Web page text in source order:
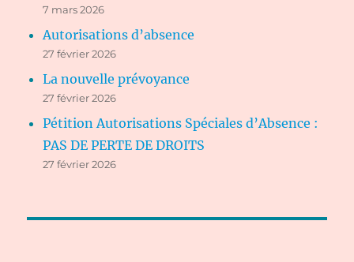
7 mars 2026
Autorisations d’absence
27 février 2026
La nouvelle prévoyance
27 février 2026
Pétition Autorisations Spéciales d’Absence :
PAS DE PERTE DE DROITS
27 février 2026